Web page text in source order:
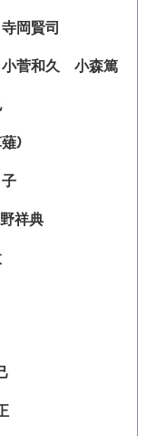
岡賢司
菅和久 小森篤
)
祥典